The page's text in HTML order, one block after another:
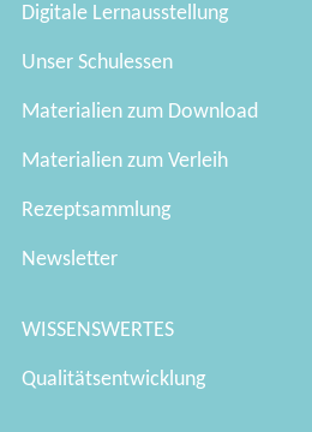
Digitale Lernausstellung
Unser Schulessen
Materialien zum Download
Materialien zum Verleih
Rezeptsammlung
Newsletter
WISSENSWERTES
Qualitätsentwicklung